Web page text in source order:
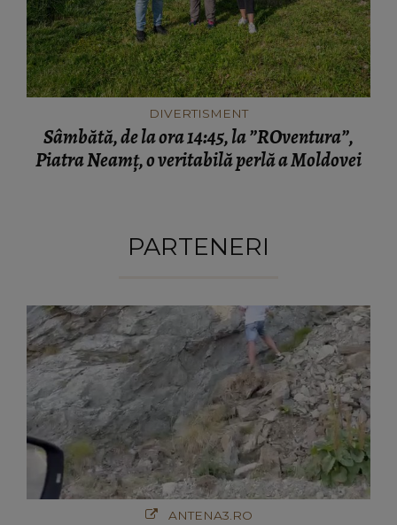
DIVERTISMENT
Sâmbătă, de la ora 14:45, la ”ROventura”,
Piatra Neamț, o veritabilă perlă a Moldovei
PARTENERI
ANTENA3.RO